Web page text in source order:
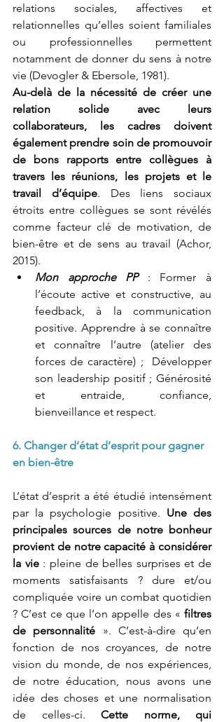
relations sociales, affectives et
relationnelles qu’elles soient familiales
ou professionnelles permettent
notamment de donner du sens à notre
vie (Devogler & Ebersole, 1981).
Au-delà de la nécessité de créer une
relation solide avec leurs
collaborateurs, les cadres doivent
également prendre soin de promouvoir
de bons rapports entre collègues à
travers les réunions, les projets et le
travail d’équipe. Des liens sociaux
étroits entre collègues se sont révélés
comme facteur clé de motivation, de
bien-être et de sens au travail (Achor,
2015).
Mon approche PP : Former à
l’écoute active et constructive, au
feedback, à la communication
positive. Apprendre à se connaître
et connaître l’autre (atelier des
forces de caractère) ;  Développer
son leadership positif ; Générosité
et entraide, confiance,
bienveillance et respect.
6. Changer d’état d’esprit pour gagner
en bien-être
L’état d’esprit a été étudié intensément
par la psychologie positive. Une des
principales sources de notre bonheur
provient de notre capacité à considérer
la vie : pleine de belles surprises et de
moments satisfaisants ? dure et/ou
compliquée voire un combat quotidien
? C’est ce que l’on appelle des « filtres
de personnalité ». C’est-à-dire qu’en
fonction de nos croyances, de notre
vision du monde, de nos expériences,
de notre éducation, nous avons une
idée des choses et une normalisation
de celles-ci. Cette norme, qui